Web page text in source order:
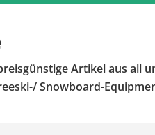
Artikel aus all
Snowboard-